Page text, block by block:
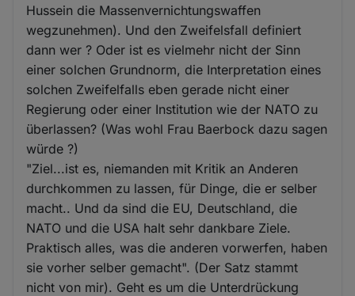
Hussein die Massenvernichtungswaffen
wegzunehmen). Und den Zweifelsfall definiert
dann wer ? Oder ist es vielmehr nicht der Sinn
einer solchen Grundnorm, die Interpretation eines
solchen Zweifelfalls eben gerade nicht einer
Regierung oder einer Institution wie der NATO zu
überlassen? (Was wohl Frau Baerbock dazu sagen
würde ?)
"Ziel...ist es, niemanden mit Kritik an Anderen
durchkommen zu lassen, für Dinge, die er selber
macht.. Und da sind die EU, Deutschland, die
NATO und die USA halt sehr dankbare Ziele.
Praktisch alles, was die anderen vorwerfen, haben
sie vorher selber gemacht". (Der Satz stammt
nicht von mir). Geht es um die Unterdrückung